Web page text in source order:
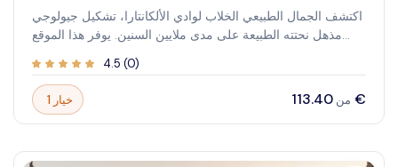
اكتشف الجمال الطبيعي الخلاب لوادي الألكانتارا، تشكيل جيولوجي
مذهل نحتته الطبيعة على مدى ملايين السنين. يوفر هذا الموقع
الخلابة المثالية للمستكشفين ومحبي الطبيعة على حد سواء. ابدأ
رحلة عبر مياه صافية ومنحدرات وعرة توفر خلفية لا تنسى
للأنشطة الخارجية. عِش إثارة التنقل عبر سرعات النهر، وتأمل
التكوينات الصخرية الشاهقة، وانغمس في البرية الهادئة. سواء
4.5 (0)
1 خيار من ‏113.40 €